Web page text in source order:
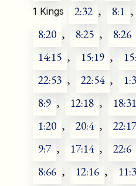
1 Kings 2:32 , 8:1 ,
8:20 , 8:25 , 8:26
14:15 , 15:19 ,
22:53 , 22:54 , 1:3
8:9 , 12:18 , 18:31
1:20 , 20:4 , 22:17
9:7 , 17:14 , 22:6
8:66 , 12:16 ,